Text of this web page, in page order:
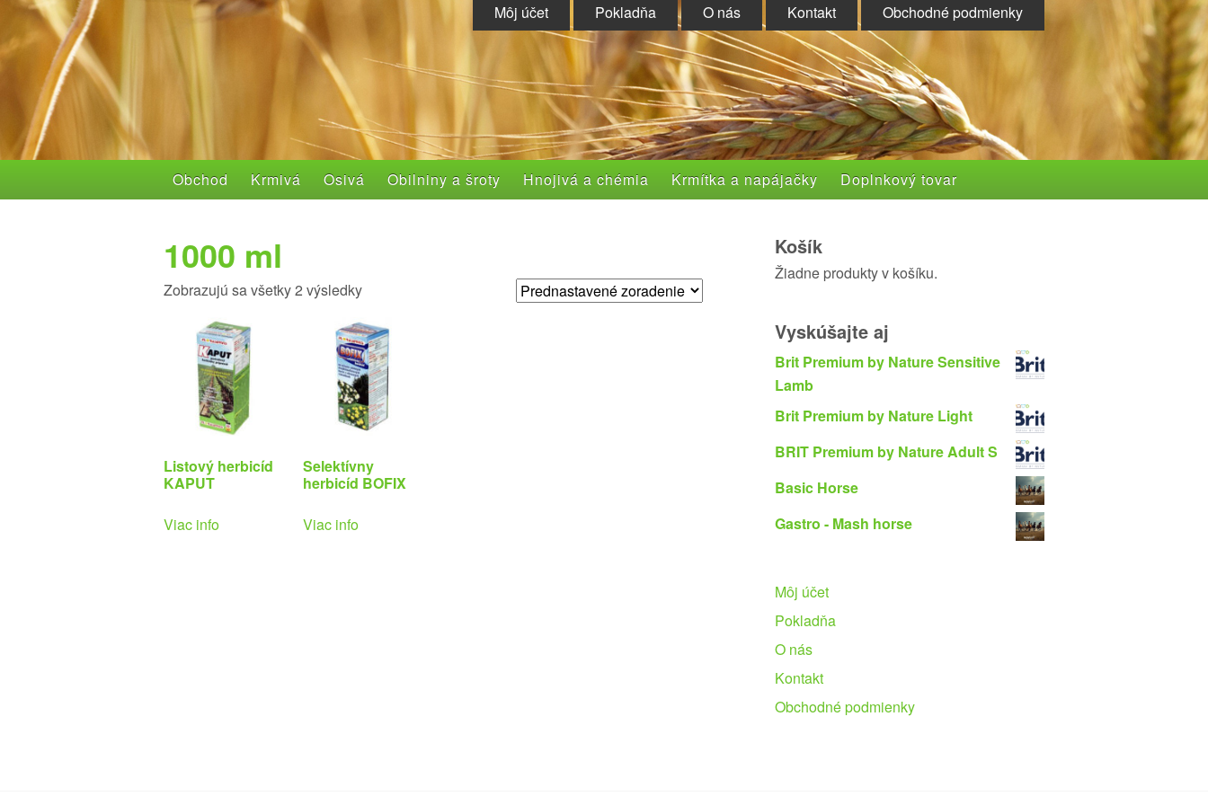
Môj účet Pokladňa O nás Kontakt Obchodné podmienky
Obchod Krmivá Osivá Obilniny a šroty Hnojivá a chémia Krmítka a napájačky Doplnkový tovar
1000 ml
Zobrazujú sa všetky 2 výsledky
Listový herbicíd
KAPUT
Viac info
Selektívny
herbicíd BOFIX
Viac info
Košík
Žiadne produkty v košíku.
Vyskúšajte aj
Brit Premium by Nature Sensitive
Lamb
Brit Premium by Nature Light
BRIT Premium by Nature Adult S
Basic Horse
Gastro - Mash horse
Môj účet
Pokladňa
O nás
Kontakt
Obchodné podmienky